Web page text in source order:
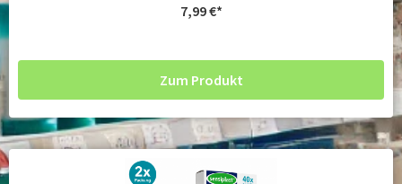
7,99€
Zum Produkt